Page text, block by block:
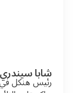
شابا سيندري
رئيس هنكل